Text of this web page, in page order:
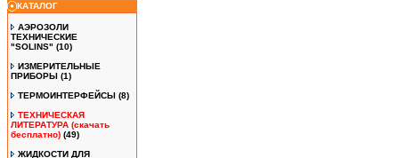
КАТАЛОГ
АЭРОЗОЛИ
ТЕХНИЧЕСКИЕ
"SOLINS" (10)
ИЗМЕРИТЕЛЬНЫЕ
ПРИБОРЫ (1)
ТЕРМОИНТЕРФЕЙСЫ (8)
ТЕХНИЧЕСКАЯ
ЛИТЕРАТУРА (скачать
бесплатно) (49)
ЖИДКОСТИ ДЛЯ